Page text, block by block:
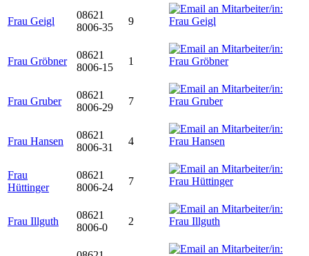
Frau Geigl
08621
8006-35
9
Frau Gröbner
08621
8006-15
1
Frau Gruber
08621
8006-29
7
Frau Hansen
08621
8006-31
4
Frau
Hüttinger
08621
8006-24
7
Frau Illguth
08621
8006-0
2